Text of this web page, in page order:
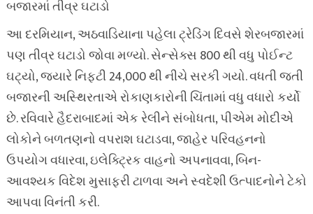
બજારમાં તીવ્ર ઘટાડો
આ દરમિયાન, અઠવાડિયાના પહેલા ટ્રેડિંગ દિવસે શેરબજારમાં
પણ તીવ્ર ઘટાડો જોવા મળ્યો. સેન્સેક્સ 800 થી વધુ પોઈન્ટ
ઘટ્યો, જ્યારે નિફ્ટી 24,000 થી નીચે સરકી ગયો. વધતી જતી
બજારની અસ્થિરતાએ રોકાણકારોની ચિંતામાં વધુ વધારો કર્યો
છે. રવિવારે હૈદરાબાદમાં એક રેલીને સંબોધતા, પીએમ મોદીએ
લોકોને બળતણનો વપરાશ ઘટાડવા, જાહેર પરિવહનનો
ઉપયોગ વધારવા, ઇલેક્ટ્રિક વાહનો અપનાવવા, બિન-
આવશ્યક વિદેશ મુસાફરી ટાળવા અને સ્વદેશી ઉત્પાદનોને ટેકો
આપવા વિનંતી કરી.